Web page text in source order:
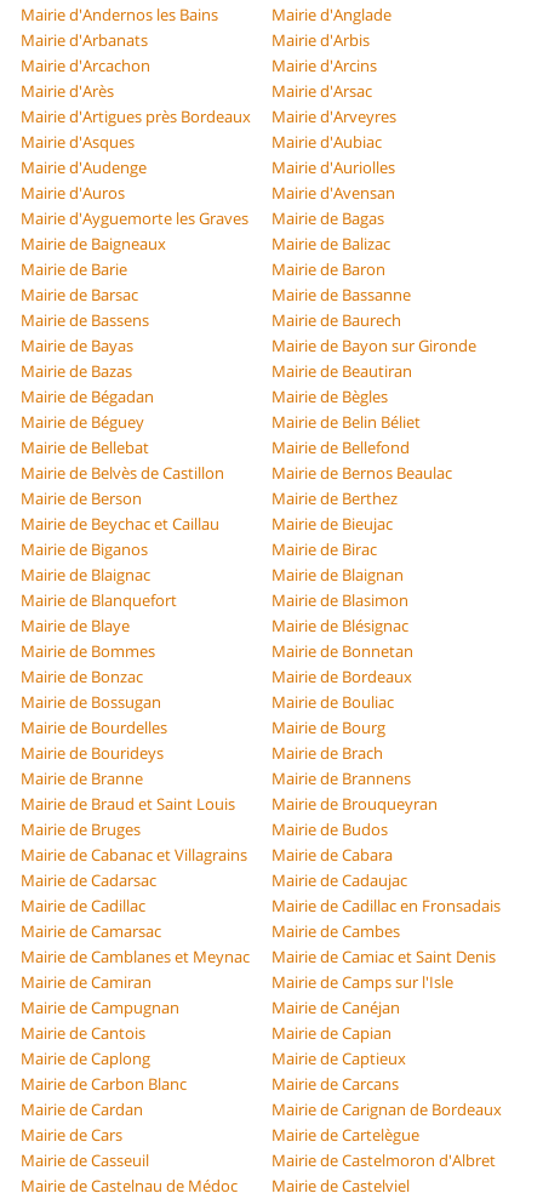
Mairie d'Andernos les Bains
Mairie d'Anglade
Mairie d'Arbanats
Mairie d'Arbis
Mairie d'Arcachon
Mairie d'Arcins
Mairie d'Arès
Mairie d'Arsac
Mairie d'Artigues près Bordeaux
Mairie d'Arveyres
Mairie d'Asques
Mairie d'Aubiac
Mairie d'Audenge
Mairie d'Auriolles
Mairie d'Auros
Mairie d'Avensan
Mairie d'Ayguemorte les Graves
Mairie de Bagas
Mairie de Baigneaux
Mairie de Balizac
Mairie de Barie
Mairie de Baron
Mairie de Barsac
Mairie de Bassanne
Mairie de Bassens
Mairie de Baurech
Mairie de Bayas
Mairie de Bayon sur Gironde
Mairie de Bazas
Mairie de Beautiran
Mairie de Bégadan
Mairie de Bègles
Mairie de Béguey
Mairie de Belin Béliet
Mairie de Bellebat
Mairie de Bellefond
Mairie de Belvès de Castillon
Mairie de Bernos Beaulac
Mairie de Berson
Mairie de Berthez
Mairie de Beychac et Caillau
Mairie de Bieujac
Mairie de Biganos
Mairie de Birac
Mairie de Blaignac
Mairie de Blaignan
Mairie de Blanquefort
Mairie de Blasimon
Mairie de Blaye
Mairie de Blésignac
Mairie de Bommes
Mairie de Bonnetan
Mairie de Bonzac
Mairie de Bordeaux
Mairie de Bossugan
Mairie de Bouliac
Mairie de Bourdelles
Mairie de Bourg
Mairie de Bourideys
Mairie de Brach
Mairie de Branne
Mairie de Brannens
Mairie de Braud et Saint Louis
Mairie de Brouqueyran
Mairie de Bruges
Mairie de Budos
Mairie de Cabanac et Villagrains
Mairie de Cabara
Mairie de Cadarsac
Mairie de Cadaujac
Mairie de Cadillac
Mairie de Cadillac en Fronsadais
Mairie de Camarsac
Mairie de Cambes
Mairie de Camblanes et Meynac
Mairie de Camiac et Saint Denis
Mairie de Camiran
Mairie de Camps sur l'Isle
Mairie de Campugnan
Mairie de Canéjan
Mairie de Cantois
Mairie de Capian
Mairie de Caplong
Mairie de Captieux
Mairie de Carbon Blanc
Mairie de Carcans
Mairie de Cardan
Mairie de Carignan de Bordeaux
Mairie de Cars
Mairie de Cartelègue
Mairie de Casseuil
Mairie de Castelmoron d'Albret
Mairie de Castelnau de Médoc
Mairie de Castelviel